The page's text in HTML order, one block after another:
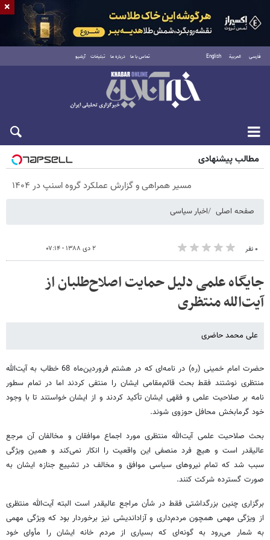
فارسی العربية English تماس با ما درباره ما تبلیغات آرشیو
پنجشنبه ۱۵ مرداد ۱۴۰۵
مطالب پیشنهادی
مسیر همراهی و گزارش عملکرد گروه اسنپ در ۱۴۰۴
صفحه اصلی اخبار سیاسی
۰ نفر ۲ دی ۱۳۸۸ - ۰۷:۱۴
جایگاه علمی دلیل حمایت اصلاح‌طلبان از
آیت‌الله منتظری
علی محمد حاضری
‌حضرت امام خمینی (ره) در نامه‌ای که در هشتم فروردین‌ماه 68 خطاب به آیت‌الله
منتظری نوشتند فقط بحث قائم‌مقامی ایشان را منتفی کردند اما در تمام سطور
نامه بر صلاحیت علمی و فقهی ایشان تأکید کردند و از ایشان خواستند تا با وجود
خود گرمابخش محافل حوزوی شوند.
بحث صلاحیت علمی آیت‌الله منتظری مورد اجماع موافقان و مخالفان آن مرجع
عالیقدر است و هیچ فرد منصفی این واقعیت را انکار نمی‌کند و همین ویژگی
سبب شد که تمام نیروهای سیاسی موافق و مخالف در تشییع جنازه ایشان به
صورت گسترده شرکت کنند.
برگزاری چنین بزرگداشتی فقط در شأن مراجع عالیقدر است البته آیت‌‌الله منتظری
از ویژگی مهمی همچون مردم‌داری و آزاداندیشی نیز برخوردار بود که ویژگی مهمی
به شمار می‌رود به گونه‌ای که بسیاری از مردم خانه ایشان را مأوای خود
×